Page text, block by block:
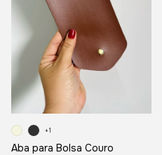
Aba para Bolsa Couro
+1